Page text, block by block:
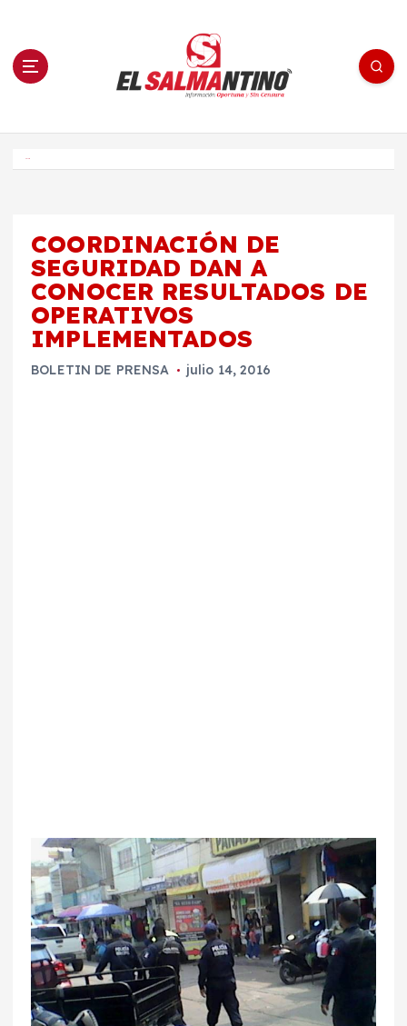
n El Salmantino - medios/noticias/editorial
COORDINACIÓN DE
SEGURIDAD DAN A
CONOCER RESULTADOS DE
OPERATIVOS
IMPLEMENTADOS
BOLETIN DE PRENSA julio 14, 2016